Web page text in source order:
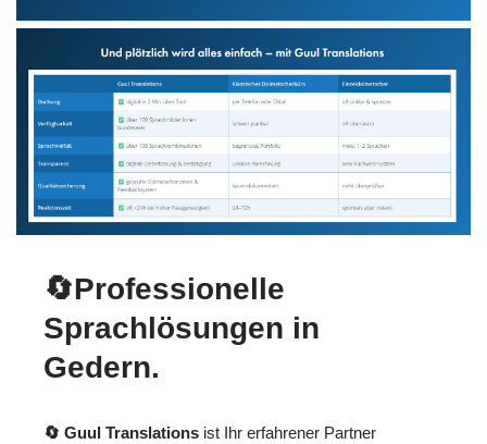
🔄Professionelle
Sprachlösungen in
Gedern.
🔄 Guul Translations ist Ihr erfahrener Partner